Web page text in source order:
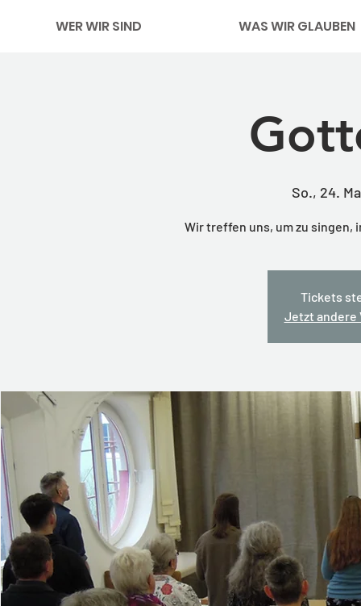
WER WIR SIND WAS WIR GLAUBEN
So., 24.
Wir treffen uns, um zu singen,
Tickets
Jetzt andere